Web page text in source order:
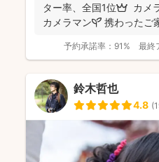
ター率、全国1位👑 カメ
カメラマン🌱 携わったご
予約承諾率： 91% 最終
鈴木哲也
4.8 (